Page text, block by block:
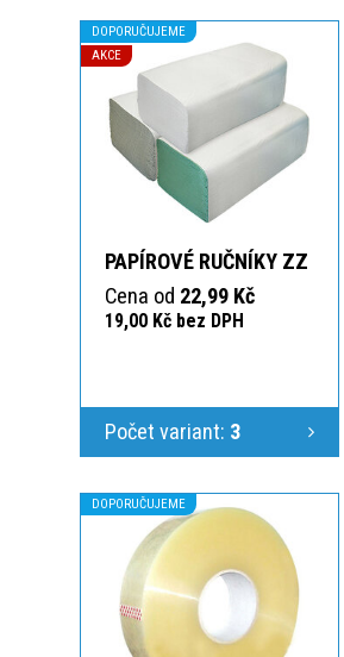
DOPORUČUJEME
AKCE
PAPÍROVÉ RUČNÍKY ZZ
Cena od 22,99 Kč
19,00 Kč bez DPH
Počet variant: 3
DOPORUČUJEME